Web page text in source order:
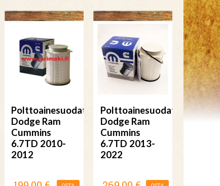
Polttoainesuodatin
Dodge Ram
Cummins
6.7TD 2010-
2012
Polttoainesuodatin
Dodge Ram
Cummins
6.7TD 2013-
2022